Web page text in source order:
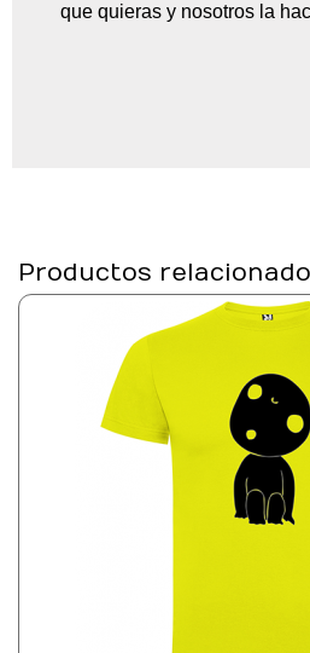
que quieras y nosotros la
Productos